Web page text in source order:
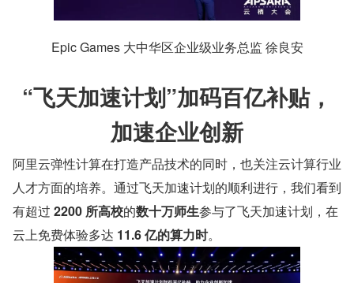
Epic Games 大中华区企业级业务总监 徐良安
“飞天加速计划”加码百亿补贴，
加速企业创新
阿里云弹性计算在打造产品技术的同时，也关注云计算行业
人才方面的培养。通过飞天加速计划的顺利进行，我们看到
有超过 2200 所高校的数十万师生参与了飞天加速计划，在
云上免费体验多达 11.6 亿的算力时。